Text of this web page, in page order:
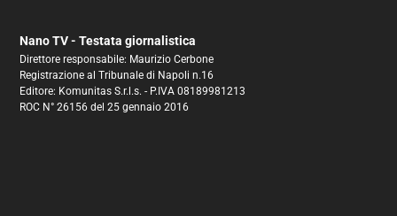
Nano TV - Testata giornalistica
Direttore responsabile: Maurizio Cerbone
Registrazione al Tribunale di Napoli n.16
Editore: Komunitas S.r.l.s. - P.IVA 08189981213
ROC N° 26156 del 25 gennaio 2016